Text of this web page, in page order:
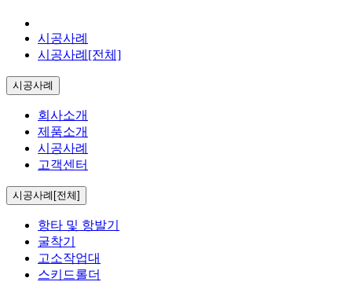
시공사례
시공사례[전체]
시공사례
회사소개
제품소개
시공사례
고객센터
시공사례[전체]
항타 및 항발기
굴착기
고소작업대
스키드롤더